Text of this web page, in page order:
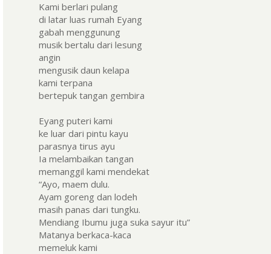
Kami berlari pulang
di latar luas rumah Eyang
gabah menggunung
musik bertalu dari lesung
angin
mengusik daun kelapa
kami terpana
bertepuk tangan gembira
Eyang puteri kami
ke luar dari pintu kayu
parasnya tirus ayu
Ia melambaikan tangan
memanggil kami mendekat
“Ayo, maem dulu.
Ayam goreng dan lodeh
masih panas dari tungku.
Mendiang Ibumu juga suka sayur itu”
Matanya berkaca-kaca
memeluk kami